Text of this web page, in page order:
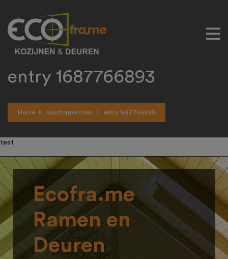
entry 1687766893
Home sbxsformentries entry 1687766893
test
Ecofra.me
Ramen en
Deuren